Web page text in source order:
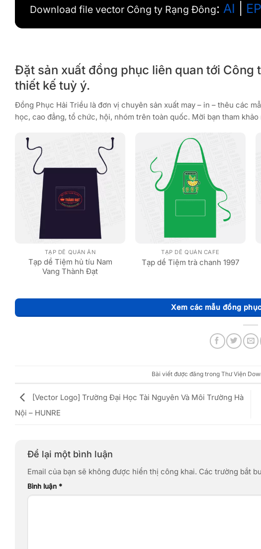
Download file vector Công ty Rạng Đông: AI
Đặt sản xuất đồng phục liên quan tới
thiết kế tuỳ ý.
Đồng Phục Hải Triều là đơn vị chuyên sản xuất may – in – thêu các
học, cao đẳng, tổ chức, hội, nhóm trên toàn quốc. Mời bạn tham
TẠP DỀ QUÁN ĂN
Tạp dề Tiệm hủ tíu Nam
Vang Thành Đạt
TẠP DỀ QUÁN CAFE
Tạp dề Tiệm trà chanh 1997
Xem các mẫu đồng
Bài viết được đăng trong Thư Viện
[Vector Logo] Trường Đại Học Tài Nguyên Và Môi Trường Hà
Nội – HUNRE
Để lại một bình luận
Email của bạn sẽ không được hiển thị công khai. Các trường bắt
Bình luận *